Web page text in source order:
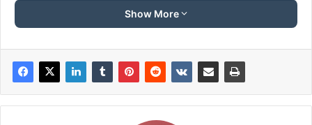
கடந்த 2013-ஆம் ஆண்டு 12.4% விழுக்காடாக இருந்தது தற்போது
14% ஆக உயர்ந்துள்ளது.
இதற்கு முக்கிய காரணம் எரியாற்றல் (energy) தான்
எனக்கூறப்படுகிறது. 10.2% குடும்பங்கள் தங்கள் வீடுகளை
போதுமான அளவு சூடுபடுத்த இயலவில்லை என்று கூறுகின்றனர்.
Show More